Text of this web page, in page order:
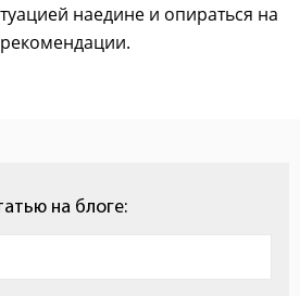
наедине и опираться на
на блоге: